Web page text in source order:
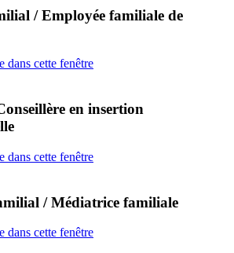
/ Employée familiale de
dans cette fenêtre
en insertion
dans cette fenêtre
/ Médiatrice familiale
dans cette fenêtre